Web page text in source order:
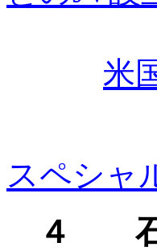
米
スペシャ
４ 石